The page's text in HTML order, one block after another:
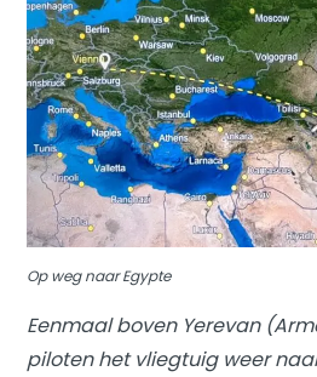
Op weg naar Egypte
Eenmaal boven Yerevan
piloten het vliegtuig weer